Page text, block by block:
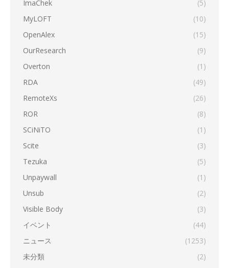
ImaChek
(5)
MyLOFT
(10)
OpenAlex
(15)
OurResearch
(9)
Overton
(1)
RDA
(49)
RemoteXs
(26)
ROR
(8)
SCiNiTO
(1)
Scite
(3)
Tezuka
(5)
Unpaywall
(1)
Unsub
(2)
Visible Body
(3)
イベント
(44)
ニュース
(1253)
未分類
(2)